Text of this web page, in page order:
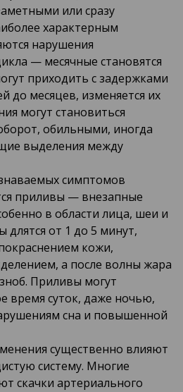
или сразу
характерным
нарушения
— месячные становятся
приходить с задержками
до месяцев, изменяется их
могут становиться
обильными, иногда
выделения между
симптомов
приливы — внезапные
в области лица, шеи и
длятся от 1 до 5 минут,
кожи,
а после волны жара
Приливы могут
время суток, даже ночью,
сна и повышенной
существенно влияют
систему. Многие
скачки артериального